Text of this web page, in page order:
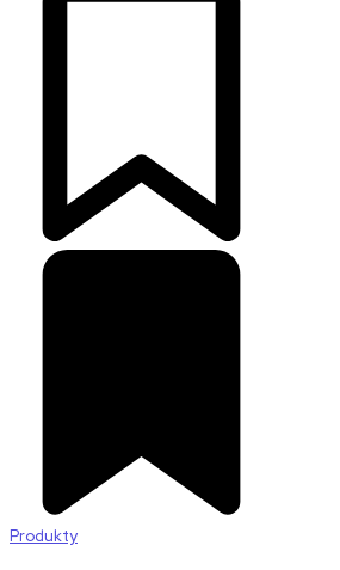
Produkty